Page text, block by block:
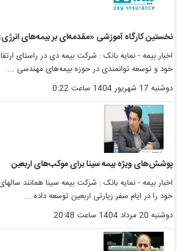
نخستین کارگاه آموزشی «مقدمه‌ای بر بیمه‌های انرژی»
اخبار بیمه - نمایه بانک : شرکت بیمه دی در راستای
خود و توسعه توانمندی در حوزه بیمه‌های مهندسی ...
دوشنبه 17 شهریور 1404 ساعت 0:22
پوشش‌های ویژه بیمه سینا برای موکب‌های اربعین
اخبار بیمه - نمایه بانک : شرکت بیمه سینا همانند
خود را در ایام سفر زیارتی اربعین توسعه داده ...
دوشنبه 20 مرداد 1404 ساعت 20:48